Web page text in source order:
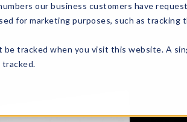
our business customers have
for marketing purposes, such as
be tracked when you visit this website. A